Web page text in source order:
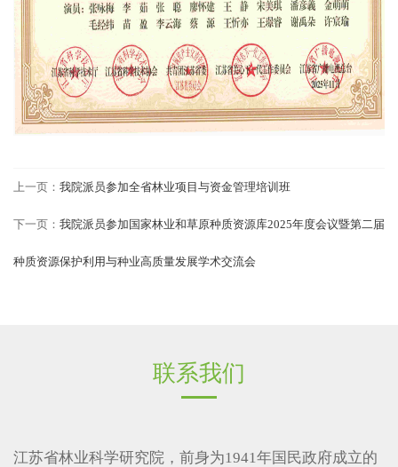
上一页： 我院派员参加全省林业项目与资金管理培训班
下一页： 我院派员参加国家林业和草原种质资源库2025年度会议暨第二届
种质资源保护利用与种业高质量发展学术交流会
联系我们
江苏省林业科学研究院，前身为1941年国民政府成立的